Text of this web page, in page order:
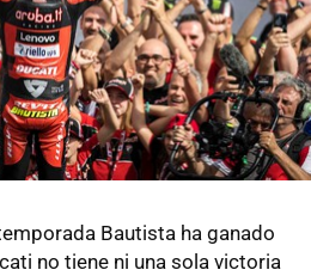
Bautista ha ganado
no tiene ni una sola victoria